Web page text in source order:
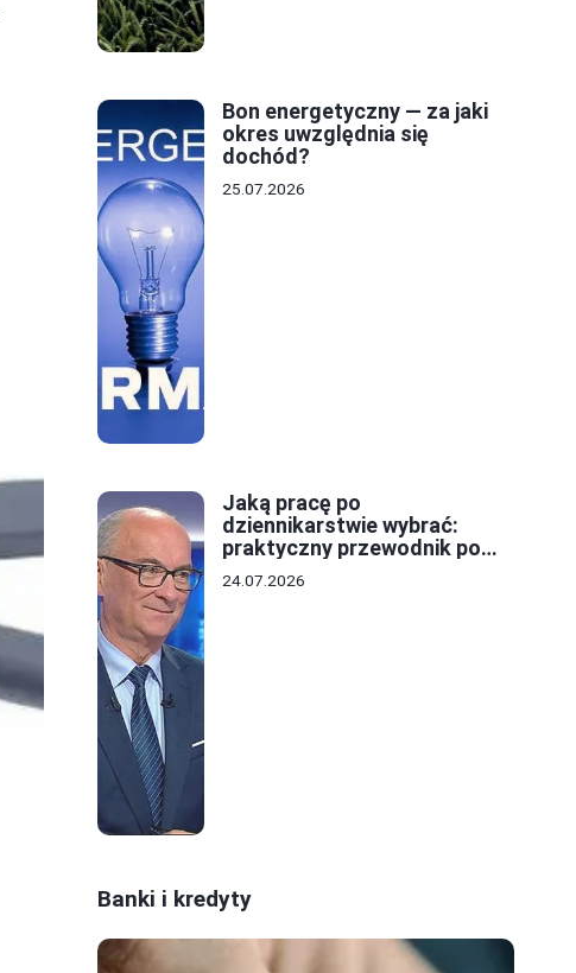
Bon energetyczny — za jaki
okres uwzględnia się
dochód?
25.07.2026
Jaką pracę po
dziennikarstwie wybrać:
praktyczny przewodnik po
ścieżkach kariery
24.07.2026
Banki i kredyty